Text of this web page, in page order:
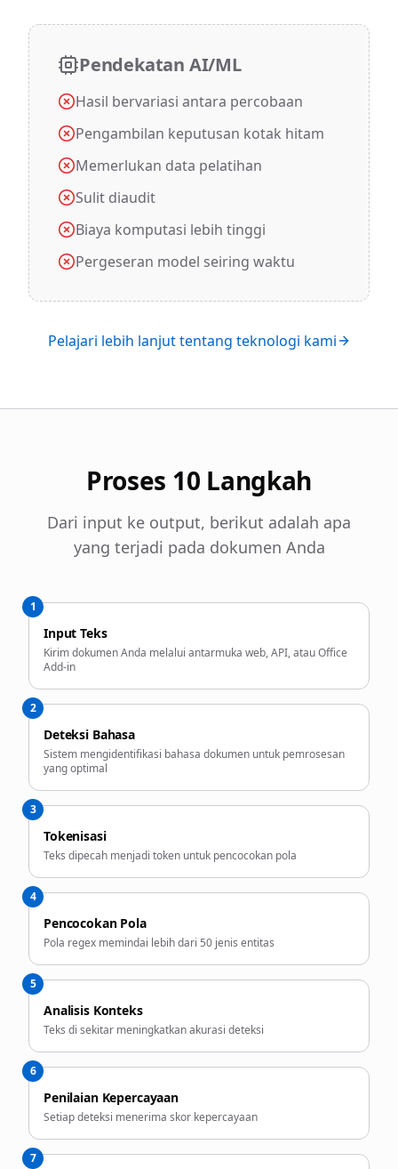
Pendekatan AI/ML
Hasil bervariasi antara percobaan
Pengambilan keputusan kotak hitam
Memerlukan data pelatihan
Sulit diaudit
Biaya komputasi lebih tinggi
Pergeseran model seiring waktu
Pelajari lebih lanjut tentang teknologi kami
Proses 10 Langkah
Dari input ke output, berikut adalah apa
yang terjadi pada dokumen Anda
1
Input Teks
Kirim dokumen Anda melalui antarmuka web, API, atau Office
Add-in
2
Deteksi Bahasa
Sistem mengidentifikasi bahasa dokumen untuk pemrosesan
yang optimal
3
Tokenisasi
Teks dipecah menjadi token untuk pencocokan pola
4
Pencocokan Pola
Pola regex memindai lebih dari 50 jenis entitas
5
Analisis Konteks
Teks di sekitar meningkatkan akurasi deteksi
6
Penilaian Kepercayaan
Setiap deteksi menerima skor kepercayaan
7